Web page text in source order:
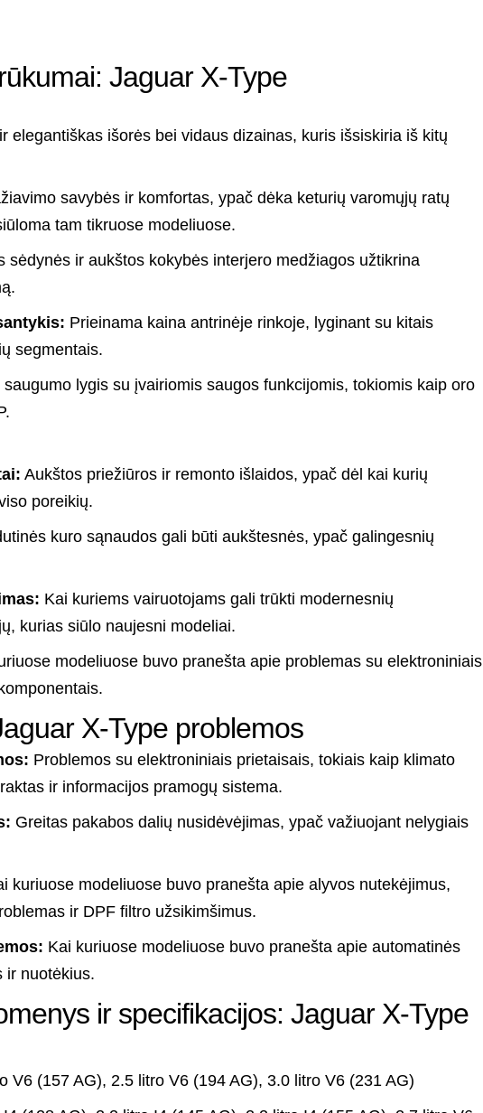
Jaguar X-Type
elegantiškas išorės bei vidaus dizainas, kuris išsiskiria iš kitų
savybės ir komfortas, ypač dėka keturių varomųjų ratų
tam tikruose modeliuose.
sėdynės ir aukštos kokybės interjero medžiagos užtikrina
Prieinama kaina antrinėje rinkoje, lyginant su kitais
segmentais.
saugumo lygis su įvairiomis saugos funkcijomis, tokiomis kaip oro
Aukštos priežiūros ir remonto išlaidos, ypač dėl kai kurių
poreikių.
kuro sąnaudos gali būti aukštesnės, ypač galingesnių
Kai kuriems vairuotojams gali trūkti modernesnių
kurias siūlo naujesni modeliai.
modeliuose buvo pranešta apie problemas su elektroniniais
X-Type problemos
Problemos su elektroniniais prietaisais, tokiais kaip klimato
ir informacijos pramogų sistema.
Greitas pakabos dalių nusidėvėjimas, ypač važiuojant nelygiais
kuriuose modeliuose buvo pranešta apie alyvos nutekėjimus,
ir DPF filtro užsikimšimus.
Kai kuriuose modeliuose buvo pranešta apie automatinės
ir nuotėkius.
ir specifikacijos: Jaguar X-Type
V6 (157 AG), 2.5 litro V6 (194 AG), 3.0 litro V6 (231 AG)